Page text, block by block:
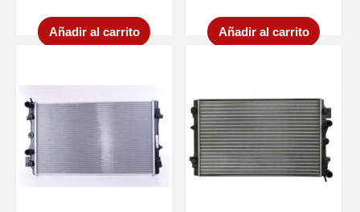
Añadir al carrito Añadir al carrito